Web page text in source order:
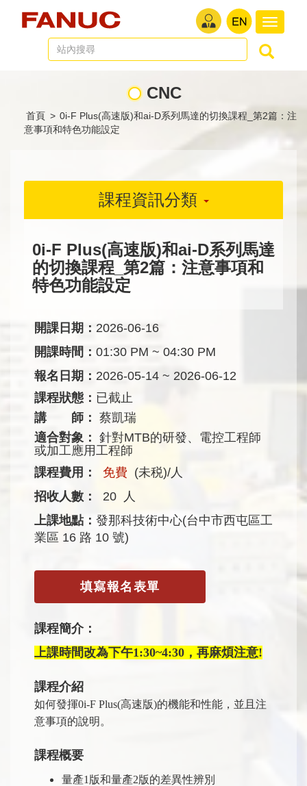
切
換
導
CNC
首頁 > 0i-F Plus(高速版)和ai-D系列馬達的切換課程_第2篇：注
意事項和特色功能設定
課程資訊分類
0i-F Plus(高速版)和ai-D系列馬達
的切換課程_第2篇：注意事項和
特色功能設定
開課日期： 2026-06-16
開課時間： 01:30 PM ~ 04:30 PM
報名日期： 2026-05-14 ~ 2026-06-12
課程狀態： 已截止
講 師： 蔡凱瑞
適合對象： 針對MTB的研發、電控工程師
或加工應用工程師
課程費用：
免費 (未税)/人
招收人數：
20 人
上課地點： 發那科技術中心(台中市西屯區工
業區 16 路 10 號)
填寫報名表單
課程簡介：
上課時間改為下午1:30~4:30，再麻煩注意!
課程介紹
如何發揮0i-F Plus(高速版)的機能和性能，並且注
意事項的說明。
課程概要
量產1版和量產2版的差異性辨別